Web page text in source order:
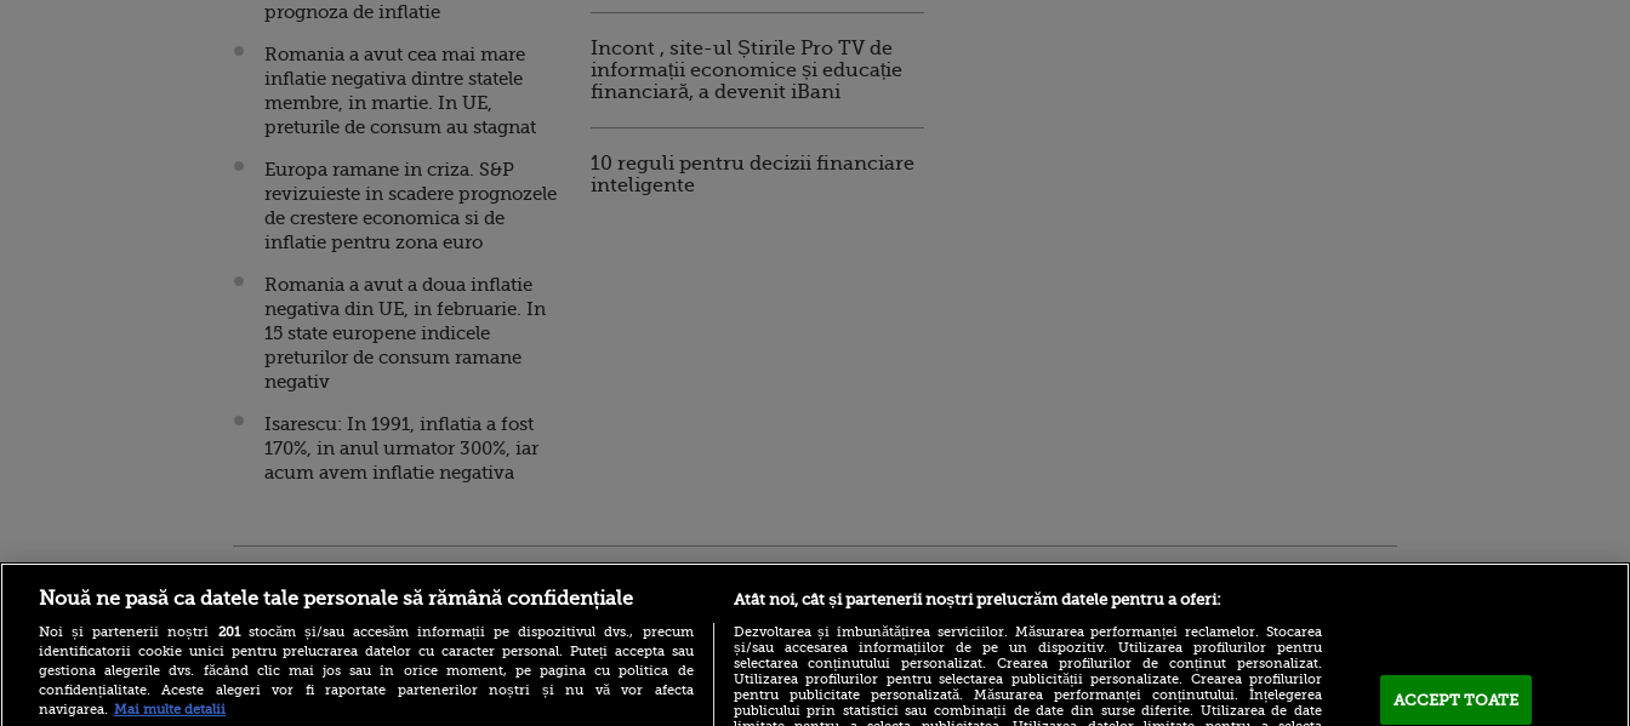
prognoza de inflatie
Romania a avut cea mai mare
inflatie negativa dintre statele
membre, in martie. In UE,
preturile de consum au stagnat
Europa ramane in criza. S&P
revizuieste in scadere prognozele
de crestere economica si de
inflatie pentru zona euro
Romania a avut a doua inflatie
negativa din UE, in februarie. In
15 state europene indicele
preturilor de consum ramane
negativ
Isarescu: In 1991, inflatia a fost
170%, in anul urmator 300%, iar
acum avem inflatie negativa
Incont , site-ul Știrile Pro TV de
informații economice și educație
financiară, a devenit iBani
10 reguli pentru decizii financiare
inteligente
Nouă ne pasă ca datele tale personale să rămână confidențiale
Noi și partenerii noștri 201stocăm și/sau accesăm informații pe dispozitivul dvs., precum
identificatorii cookie unici pentru prelucrarea datelor cu caracter personal. Puteți accepta sau
gestiona alegerile dvs. făcând clic mai jos sau în orice moment, pe pagina cu politica de
confidențialitate. Aceste alegeri vor fi raportate partenerilor noștri și nu vă vor afecta
navigarea. Mai multe detalii
Atât noi, cât și partenerii noștri prelucrăm datele pentru a oferi:
Dezvoltarea și îmbunătățirea serviciilor. Măsurarea performanței reclamelor. Stocarea
și/sau accesarea informațiilor de pe un dispozitiv. Utilizarea profilurilor pentru
selectarea conținutului personalizat. Crearea profilurilor de conținut personalizat.
Utilizarea profilurilor pentru selectarea publicității personalizate. Crearea profilurilor
pentru publicitate personalizată. Măsurarea performanței conținutului. Înțelegerea
publicului prin statistici sau combinații de date din surse diferite. Utilizarea de date
ACCEPT TOATE